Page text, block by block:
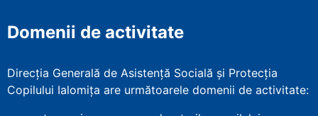
Domenii de activitate
Direcția Generală de Asistență Socială și Protecția
Copilului Ialomița are următoarele domenii de activitate: